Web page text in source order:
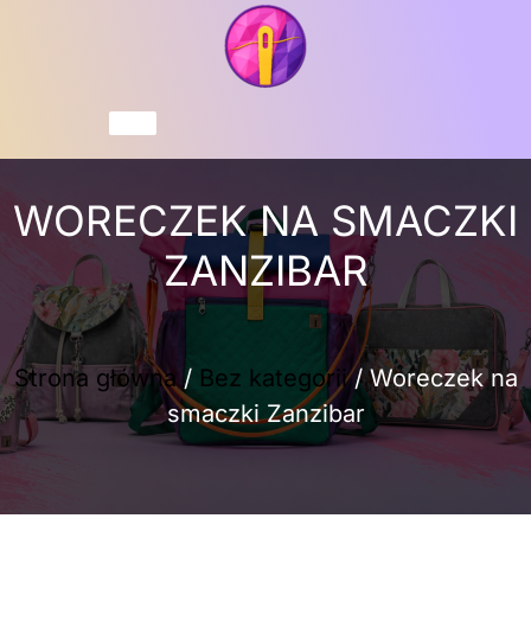
WORECZEK NA SMACZKI
ZANZIBAR
Strona główna / Bez kategorii/ Woreczek na
smaczki Zanzibar